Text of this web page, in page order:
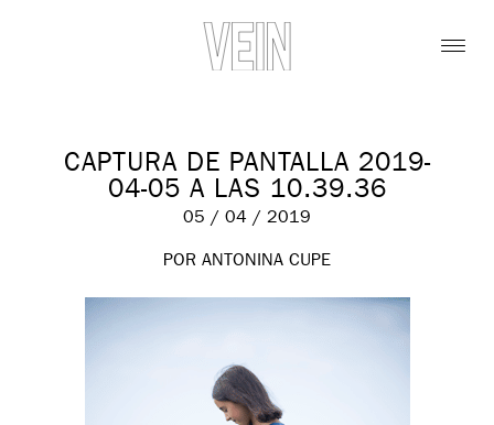
CAPTURA DE PANTALLA 2019-
04-05 A LAS 10.39.36
05 / 04 / 2019
POR ANTONINA CUPE